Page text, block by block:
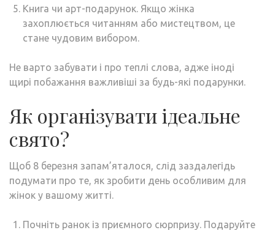
Книга чи арт-подарунок. Якщо жінка
захоплюється читанням або мистецтвом, це
стане чудовим вибором.
Не варто забувати і про теплі слова, адже іноді
щирі побажання важливіші за будь-які подарунки.
Як організувати ідеальне
свято?
Щоб 8 березня запам’яталося, слід заздалегідь
подумати про те, як зробити день особливим для
жінок у вашому житті.
Почніть ранок із приємного сюрпризу. Подаруйте